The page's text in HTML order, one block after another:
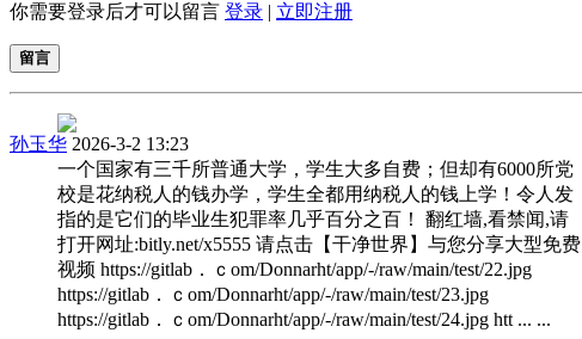
你需要登录后才可以留言 登录 | 立即注册
留言
孙玉华 2026-3-2 13:23
一个国家有三千所普通大学，学生大多自费；但却有6000所党
校是花纳税人的钱办学，学生全都用纳税人的钱上学！令人发
指的是它们的毕业生犯罪率几乎百分之百！ 翻红墙,看禁闻,请
打开网址:bitly.net/x5555 请点击【干净世界】与您分享大型免费
视频 https://gitlab．ｃom/Donnarht/app/-/raw/main/test/22.jpg
https://gitlab．ｃom/Donnarht/app/-/raw/main/test/23.jpg
https://gitlab．ｃom/Donnarht/app/-/raw/main/test/24.jpg htt ... ...